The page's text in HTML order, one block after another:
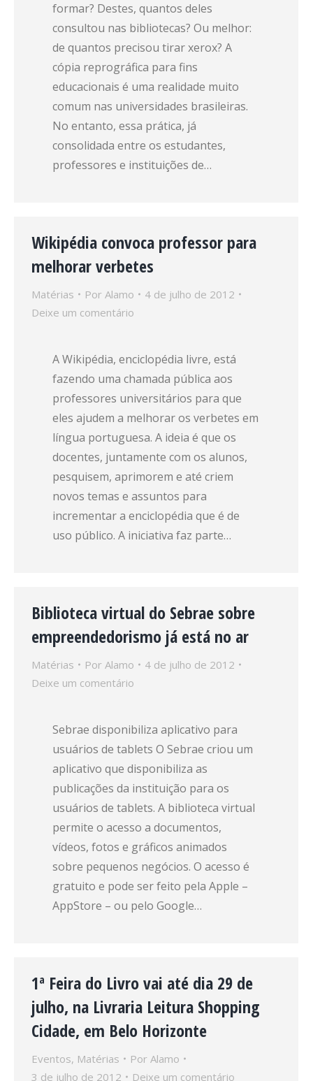
formar? Destes, quantos deles
consultou nas bibliotecas? Ou melhor:
de quantos precisou tirar xerox? A
cópia reprográfica para fins
educacionais é uma realidade muito
comum nas universidades brasileiras.
No entanto, essa prática, já
consolidada entre os estudantes,
professores e instituições de…
Wikipédia convoca professor para
melhorar verbetes
Matérias Por Alamo
4 de julho de 2012
Deixe um comentário
A Wikipédia, enciclopédia livre, está
fazendo uma chamada pública aos
professores universitários para que
eles ajudem a melhorar os verbetes em
língua portuguesa. A ideia é que os
docentes, juntamente com os alunos,
pesquisem, aprimorem e até criem
novos temas e assuntos para
incrementar a enciclopédia que é de
uso público. A iniciativa faz parte…
Biblioteca virtual do Sebrae sobre
empreendedorismo já está no ar
Matérias Por Alamo
4 de julho de 2012
Deixe um comentário
Sebrae disponibiliza aplicativo para
usuários de tablets O Sebrae criou um
aplicativo que disponibiliza as
publicações da instituição para os
usuários de tablets. A biblioteca virtual
permite o acesso a documentos,
vídeos, fotos e gráficos animados
sobre pequenos negócios. O acesso é
gratuito e pode ser feito pela Apple –
AppStore – ou pelo Google…
1ª Feira do Livro vai até dia 29 de
julho, na Livraria Leitura Shopping
Cidade, em Belo Horizonte
Eventos, Matérias Por Alamo
3 de julho de 2012
Deixe um comentário